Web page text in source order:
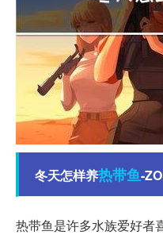
冬天怎样养热带鱼-
热带鱼是许多水族爱好者